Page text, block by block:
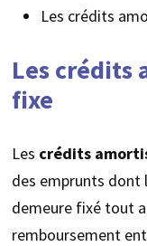
Les crédits
Les crédits
fixe
Les crédits
des emprunts dont
demeure fixé tout
remboursement